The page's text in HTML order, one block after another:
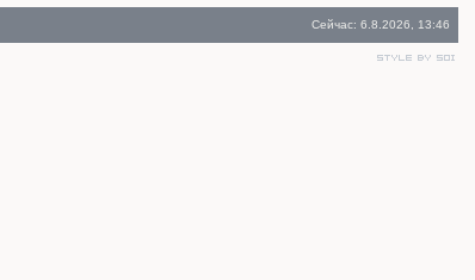
Сейчас: 6.8.2026, 13:46